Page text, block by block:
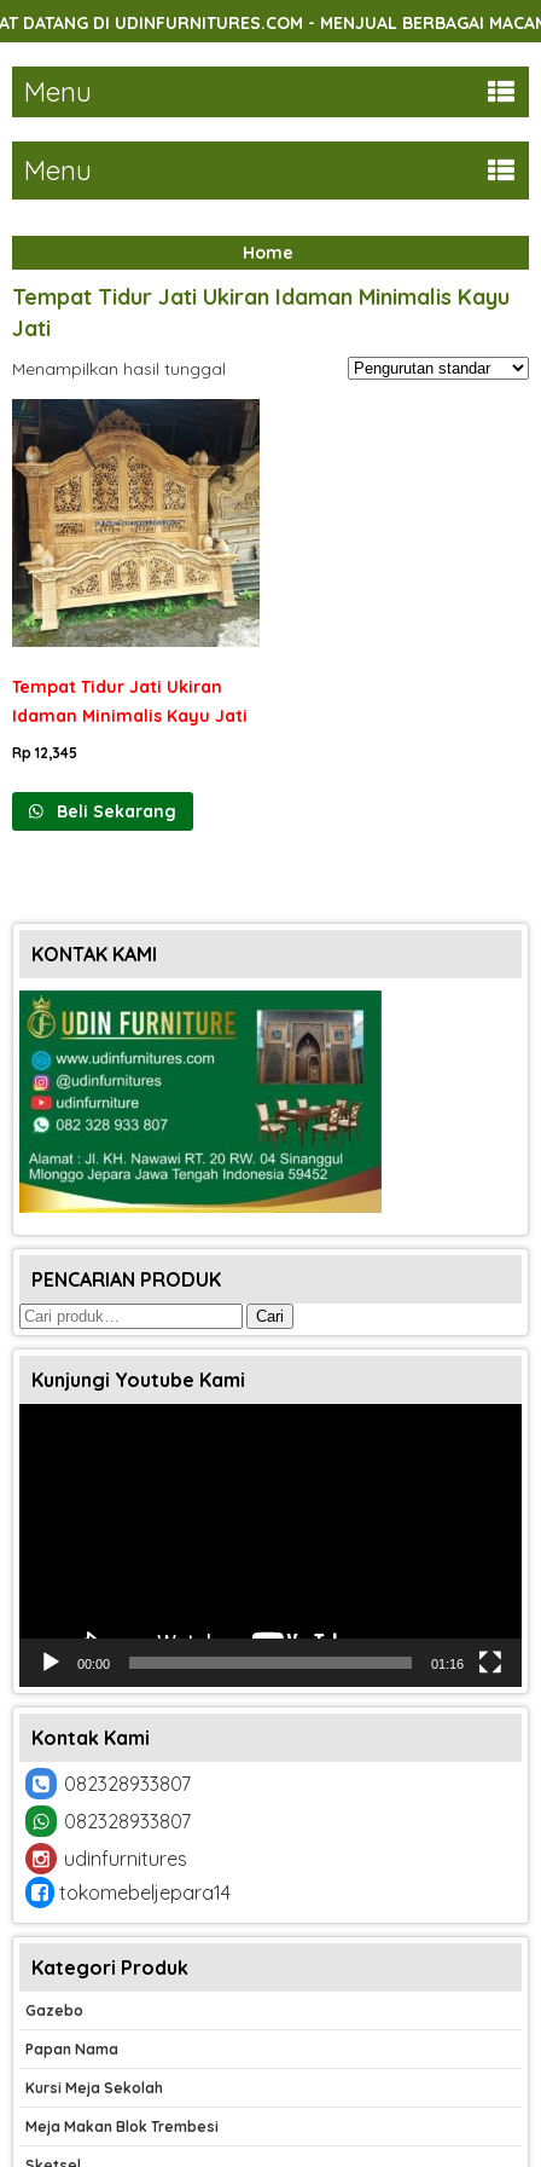
DI UDINFURNITURES.COM - MENJUAL BERBAGAI MACAM
Menu
Menu
Home
Tempat Tidur Jati Ukiran Idaman Minimalis Kayu
Jati
Menampilkan hasil tunggal
Tempat Tidur Jati Ukiran
Idaman Minimalis Kayu Jati
Rp 12,345
Beli Sekarang
KONTAK KAMI
PENCARIAN PRODUK
Pencarian
untuk:
Cari
Kunjungi Youtube Kami
00:00 01:16
Kontak Kami
082328933807
082328933807
udinfurnitures
tokomebeljepara14
Kategori Produk
Gazebo
Papan Nama
Kursi Meja Sekolah
Meja Makan Blok Trembesi